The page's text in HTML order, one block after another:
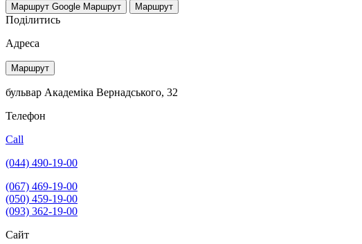
Маршрут Google Маршрут Маршрут
Поділитись
Адреса
Маршрут
бульвар Академіка Вернадського, 32
Телефон
Call
(044) 490-19-00
(067) 469-19-00
(050) 459-19-00
(093) 362-19-00
Сайт